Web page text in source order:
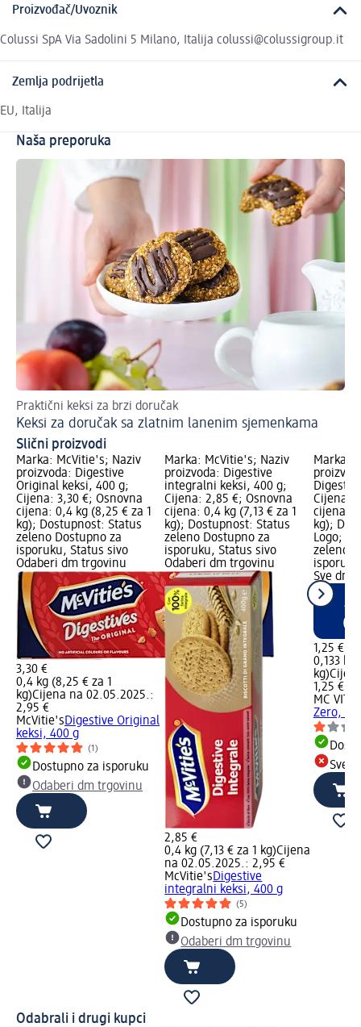
Proizvođač/Uvoznik
Colussi SpA Via Sadolini 5 Milano, Italija colussi@colussigroup.it
Zemlja podrijetla
EU, Italija
Naša preporuka
Praktični keksi za brzi doručak
Keksi za doručak sa zlatnim lanenim sjemenkama
Slični proizvodi
Marka: McVitie's; Naziv
proizvoda: Digestive
Original keksi, 400 g;
Cijena: 3,30 €; Osnovna
cijena: 0,4 kg (8,25 € za 1
kg); Dostupnost: Status
zeleno Dostupno za
isporuku, Status sivo
Odaberi dm trgovinu
3,30 €
0,4 kg (8,25 € za 1
kg)Cijena na 02.05.2025.:
2,95 €
McVitie'sDigestive Original
keksi, 400 g
(1)
Dostupno za isporuku
Odaberi dm trgovinu
Marka: McVitie's; Naziv
proizvoda: Digestive
integralni keksi, 400 g;
Cijena: 2,85 €; Osnovna
cijena: 0,4 kg (7,13 € za 1
kg); Dostupnost: Status
zeleno Dostupno za
isporuku, Status sivo
Odaberi dm trgovinu
2,85 €
0,4 kg (7,13 € za 1 kg)Cijena
na 02.05.2025.: 2,95 €
McVitie'sDigestive
integralni keksi, 400 g
(5)
Dostupno za isporuku
Odaberi dm trgovinu
Marka:
Cijena:
cijena:
kg);
Logo;
zeleno
Sve dm
1,25 €
0,133 kg
kg)
1,25 €
MC
Zero,
Sve
Odabrali i drugi kupci